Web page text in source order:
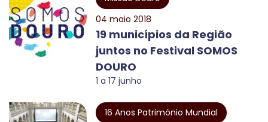
04 maio 2018
19 municípios da Região
juntos no Festival SOMOS
DOURO
1 a 17 junho
16 Anos Património Mundial